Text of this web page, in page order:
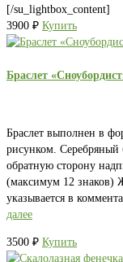
[/su_lightbox_content]
3900 ₽ Купить
Браслет
Браслет выполнен в
рисунком. Серебряный
обратную сторону
(максимум 12 знаков)
указывается в
далее
3500 ₽ Купить